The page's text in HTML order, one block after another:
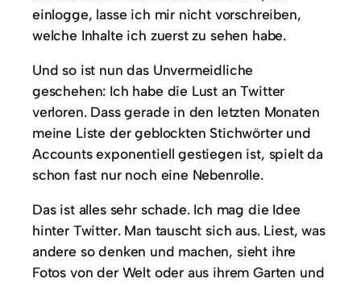
einlogge, lasse ich mir nicht vorschreiben,
welche Inhalte ich zuerst zu sehen habe.
Und so ist nun das Unvermeidliche
geschehen: Ich habe die Lust an Twitter
verloren. Dass gerade in den letzten Monaten
meine Liste der geblockten Stichwörter und
Accounts exponentiell gestiegen ist, spielt da
schon fast nur noch eine Nebenrolle.
Das ist alles sehr schade. Ich mag die Idee
hinter Twitter. Man tauscht sich aus. Liest, was
andere so denken und machen, sieht ihre
Fotos von der Welt oder aus ihrem Garten und